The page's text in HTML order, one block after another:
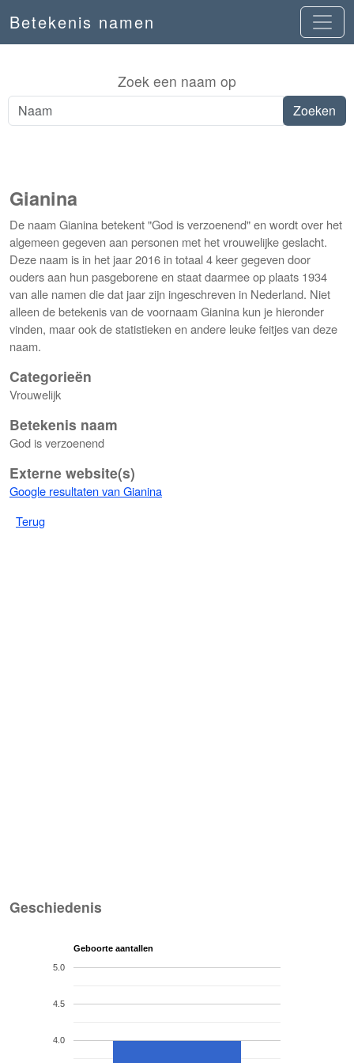
Betekenis namen
Zoek een naam op
Gianina
De naam Gianina betekent "God is verzoenend" en wordt over het
algemeen gegeven aan personen met het vrouwelijke geslacht.
Deze naam is in het jaar 2016 in totaal 4 keer gegeven door
ouders aan hun pasgeborene en staat daarmee op plaats 1934
van alle namen die dat jaar zijn ingeschreven in Nederland. Niet
alleen de betekenis van de voornaam Gianina kun je hieronder
vinden, maar ook de statistieken en andere leuke feitjes van deze
naam.
Categorieën
Vrouwelijk
Betekenis naam
God is verzoenend
Externe website(s)
Google resultaten van Gianina
Terug
Geschiedenis
Geboorte aantallen
4.0
4.5
5.0